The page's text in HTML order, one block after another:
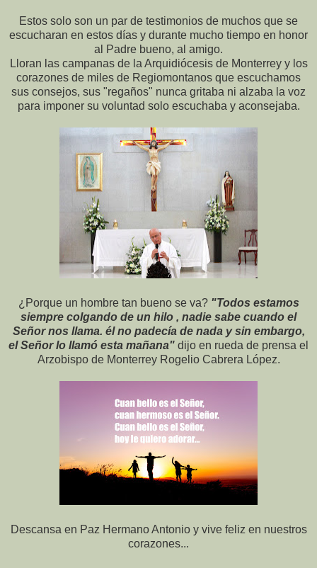
Estos solo son un par de testimonios de muchos que se
escucharan en estos días y durante mucho tiempo en honor
al Padre bueno, al amigo.
Lloran las campanas de la Arquidiócesis de Monterrey y los
corazones de miles de Regiomontanos que escuchamos
sus consejos, sus "regaños" nunca gritaba ni alzaba la voz
para imponer su voluntad solo escuchaba y aconsejaba.
¿Porque un hombre tan bueno se va? "Todos estamos
siempre colgando de un hilo , nadie sabe cuando el
Señor nos llama. él no padecía de nada y sin embargo,
el Señor lo llamó esta mañana" dijo en rueda de prensa el
Arzobispo de Monterrey Rogelio Cabrera López.
Descansa en Paz Hermano Antonio y vive feliz en nuestros
corazones...